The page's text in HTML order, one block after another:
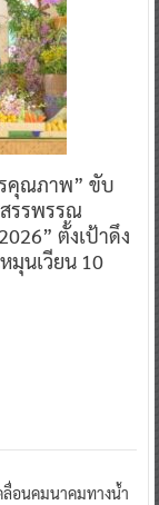
คุณภาพ” ขับ
รรพรรณ
ตั้งเป้าดึง
มุนเวียน 10
ลื่อนคมนาคมทางน้ำ